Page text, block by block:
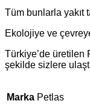
Tüm bunlarla yakıt
Ekolojiye ve
Türkiye’de üretilen
şekilde sizlere
Marka Petlas